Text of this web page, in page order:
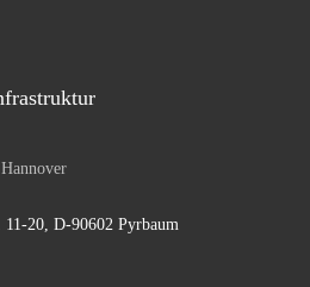
11-20, D-90602 Pyrbaum